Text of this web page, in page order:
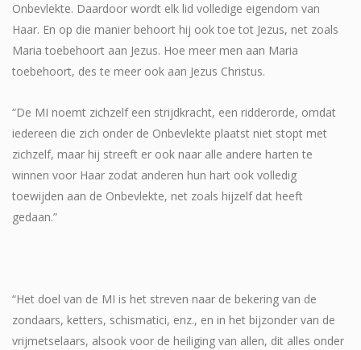
Onbevlekte. Daardoor wordt elk lid volledige eigendom van
Haar. En op die manier behoort hij ook toe tot Jezus, net zoals
Maria toebehoort aan Jezus. Hoe meer men aan Maria
toebehoort, des te meer ook aan Jezus Christus.
“De MI noemt zichzelf een strijdkracht, een ridderorde, omdat
iedereen die zich onder de Onbevlekte plaatst niet stopt met
zichzelf, maar hij streeft er ook naar alle andere harten te
winnen voor Haar zodat anderen hun hart ook volledig
toewijden aan de Onbevlekte, net zoals hijzelf dat heeft
gedaan.”
“Het doel van de MI is het streven naar de bekering van de
zondaars, ketters, schismatici, enz., en in het bijzonder van de
vrijmetselaars, alsook voor de heiliging van allen, dit alles onder